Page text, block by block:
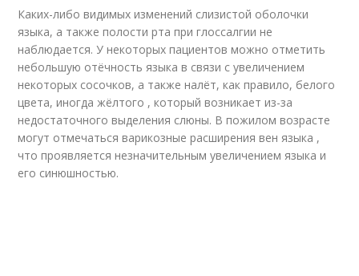
Каких-либо видимых изменений слизистой оболочки
языка, а также полости рта при глоссалгии не
наблюдается. У некоторых пациентов можно отметить
небольшую отёчность языка в связи с увеличением
некоторых сосочков, а также налёт, как правило, белого
цвета, иногда жёлтого , который возникает из-за
недостаточного выделения слюны. В пожилом возрасте
могут отмечаться варикозные расширения вен языка ,
что проявляется незначительным увеличением языка и
его синюшностью.